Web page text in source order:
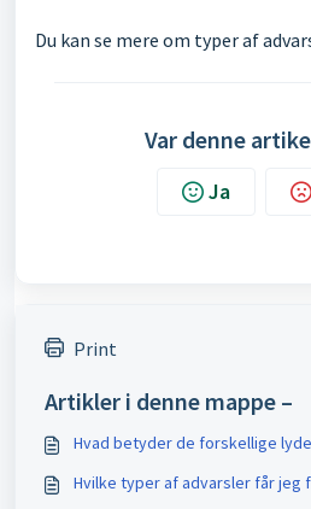
Du kan se mere om typer af
Var denne
Ja
Print
Artikler i denne mappe –
Hvad betyder de forskellige
Hvilke typer af advarsler får jeg